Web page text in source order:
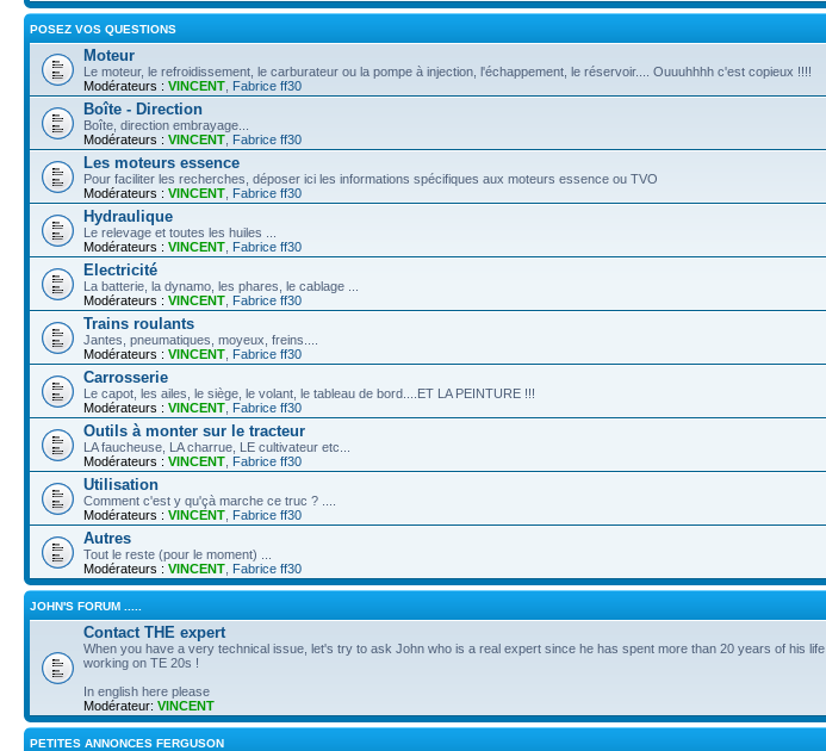
POSEZ VOS QUESTIONS
Moteur
Le moteur, le refroidissement, le carburateur ou la pompe à injection, l'échappement, le réservoir.... Ouuuhhhh c'est copieux !!!!
Modérateurs : VINCENT Fabrice ff30
Boîte - Direction
Boîte, direction embrayage...
Modérateurs : VINCENT Fabrice ff30
Les moteurs essence
Pour faciliter les recherches, déposer ici les informations spécifiques aux moteurs essence ou TVO
Modérateurs : VINCENT Fabrice ff30
Hydraulique
Le relevage et toutes les huiles ...
Modérateurs : VINCENT Fabrice ff30
Electricité
La batterie, la dynamo, les phares, le cablage ...
Modérateurs : VINCENT Fabrice ff30
Trains roulants
Jantes, pneumatiques, moyeux, freins....
Modérateurs : VINCENT Fabrice ff30
Carrosserie
Le capot, les ailes, le siège, le volant, le tableau de bord....ET LA PEINTURE !!!
Modérateurs : VINCENT Fabrice ff30
Outils à monter sur le tracteur
LA faucheuse, LA charrue, LE cultivateur etc...
Modérateurs : VINCENT Fabrice ff30
Utilisation
Comment c'est y qu'çà marche ce truc ? ....
Modérateurs : VINCENT Fabrice ff30
Autres
Tout le reste (pour le moment) ...
Modérateurs : VINCENT Fabrice ff30
JOHN'S FORUM .....
Contact THE expert
When you have a very technical issue, let's try to ask John who is a real expert since he has spent more than 20 years of his life
working on TE 20s !
In english here please
Modérateur: VINCENT
PETITES ANNONCES FERGUSON